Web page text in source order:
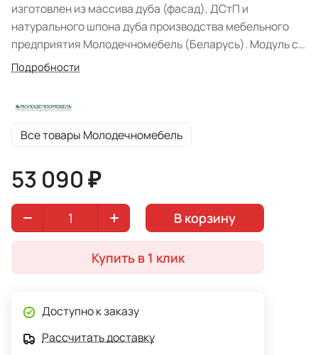
изготовлен из массива дуба (фасад), ДСтП и
натурального шпона дуба производства мебельного
предприятия Молодечномебель (Беларусь). Модуль с
левосторонним открыванием дверок выполнен в цвете
Подробности
Все товары Молодечномебель
53 090 ₽
В корзину
Купить в 1 клик
Доступно к заказу
Рассчитать доставку